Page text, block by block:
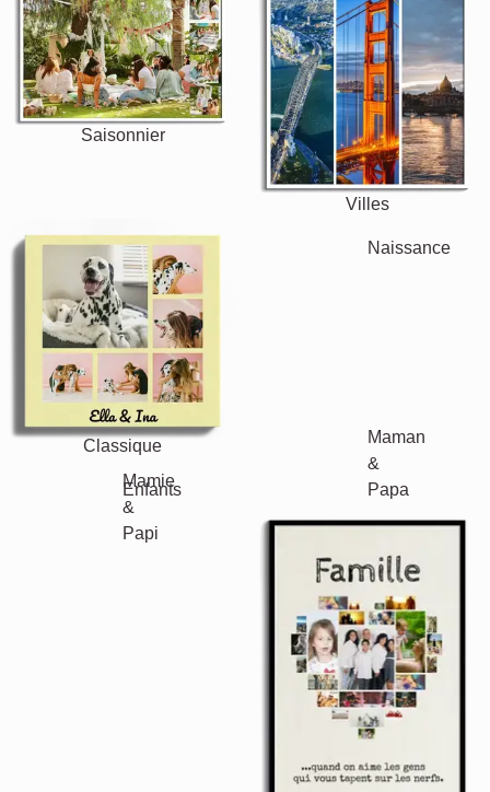
Saisonnier
Villes
Classique Naissance
Maman & Papa